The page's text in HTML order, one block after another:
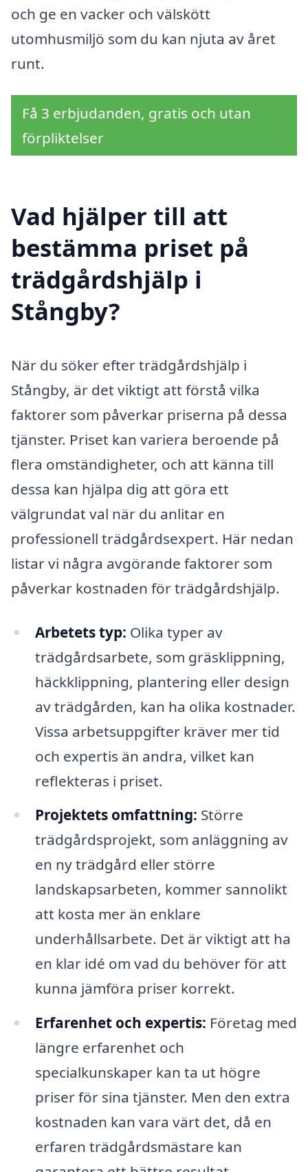
och ge en vacker och välskött
utomhusmiljö som du kan njuta av året
runt.
Få 3 erbjudanden, gratis och utan
förpliktelser
Vad hjälper till att
bestämma priset på
trädgårdshjälp i
Stångby?
När du söker efter trädgårdshjälp i
Stångby, är det viktigt att förstå vilka
faktorer som påverkar priserna på dessa
tjänster. Priset kan variera beroende på
flera omständigheter, och att känna till
dessa kan hjälpa dig att göra ett
välgrundat val när du anlitar en
professionell trädgårdsexpert. Här nedan
listar vi några avgörande faktorer som
påverkar kostnaden för trädgårdshjälp.
Arbetets typ: Olika typer av
trädgårdsarbete, som gräsklippning,
häckklippning, plantering eller design
av trädgården, kan ha olika kostnader.
Vissa arbetsuppgifter kräver mer tid
och expertis än andra, vilket kan
reflekteras i priset.
Projektets omfattning: Större
trädgårdsprojekt, som anläggning av
en ny trädgård eller större
landskapsarbeten, kommer sannolikt
att kosta mer än enklare
underhållsarbete. Det är viktigt att ha
en klar idé om vad du behöver för att
kunna jämföra priser korrekt.
Erfarenhet och expertis: Företag med
längre erfarenhet och
specialkunskaper kan ta ut högre
priser för sina tjänster. Men den extra
kostnaden kan vara värt det, då en
erfaren trädgårdsmästare kan